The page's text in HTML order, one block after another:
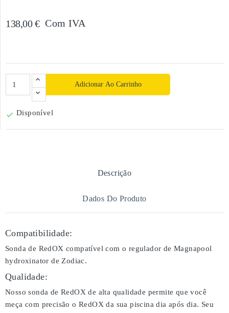
138,00 € Com IVA
Adicionar Ao Carrinho
 Disponível
Descrição
Dados Do Produto
Compatibilidade:
Sonda de RedOX compatível com o regulador de Magnapool
hydroxinator de Zodiac.
Qualidade:
Nosso sonda de RedOX de alta qualidade permite que você
meça com precisão o RedOX da sua piscina dia após dia. Seu